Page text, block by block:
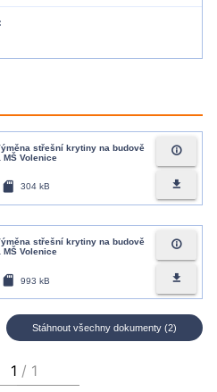
střešní krytiny na budově
Volenice
sd_card 304 kB
info_outline
file_download
střešní krytiny na budově
Volenice
sd_card 993 kB
info_outline
file_download
Stáhnout všechny dokumenty (2)